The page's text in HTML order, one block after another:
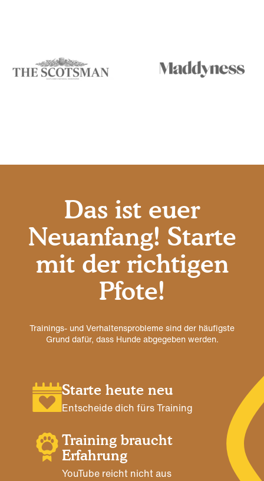
Das ist euer
Neuanfang! Starte
mit der richtigen
Pfote!
Trainings- und Verhaltensprobleme sind der häufigste
Grund dafür, dass Hunde abgegeben werden.
Starte heute neu
Entscheide dich fürs Training
Training braucht
Erfahrung
YouTube reicht nicht aus